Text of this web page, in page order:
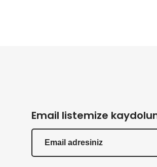
Email listemize